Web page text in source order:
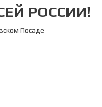
РОССИИ!
Посаде